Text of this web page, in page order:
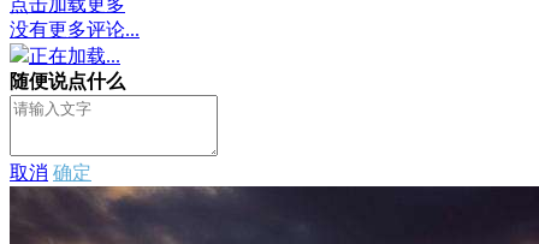
没有更多评论...
正在加载...
随便说点什么
取消 确定